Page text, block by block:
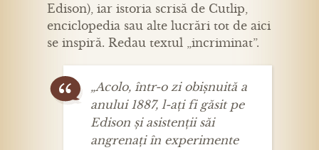
Edison), iar istoria scrisă de Cutlip,
enciclopedia sau alte lucrări tot de aici
se inspiră. Redau textul „incriminat”.
„Acolo, într-o zi obișnuită a
anului 1887, l-ați fi găsit pe
Edison și asistenții săi
angrenați în experimente